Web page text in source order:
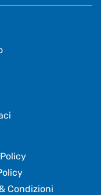
Condizioni